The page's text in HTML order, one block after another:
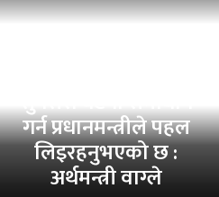
सुनसरी घटना समाधान
गर्न प्रधानमन्त्रीले पहल
लिइरहनुभएको छ :
अर्थमन्त्री वाग्ले